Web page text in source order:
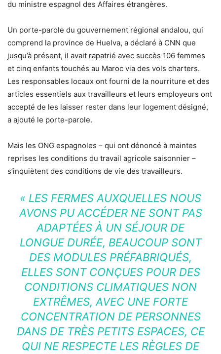
du ministre espagnol des Affaires étrangères.
Un porte-parole du gouvernement régional andalou, qui
comprend la province de Huelva, a déclaré à CNN que
jusqu’à présent, il avait rapatrié avec succès 106 femmes
et cinq enfants touchés au Maroc via des vols charters.
Les responsables locaux ont fourni de la nourriture et des
articles essentiels aux travailleurs et leurs employeurs ont
accepté de les laisser rester dans leur logement désigné,
a ajouté le porte-parole.
Mais les ONG espagnoles – qui ont dénoncé à maintes
reprises les conditions du travail agricole saisonnier –
s’inquiètent des conditions de vie des travailleurs.
« LES FERMES AUXQUELLES NOUS
AVONS PU ACCÉDER NE SONT PAS
ADAPTÉES À UN SÉJOUR DE
LONGUE DURÉE, BEAUCOUP SONT
DES MODULES PRÉFABRIQUÉS,
ELLES SONT CONÇUES POUR DES
CONDITIONS CLIMATIQUES NON
EXTRÊMES, AVEC UNE FORTE
CONCENTRATION DE PERSONNES
DANS DE TRÈS PETITS ESPACES, CE
QUI NE RESPECTE LES RÈGLES DE